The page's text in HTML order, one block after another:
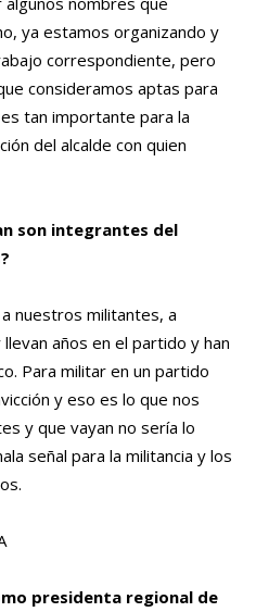
ya estamos organizando y
correspondiente, pero
consideramos aptas para
tan importante para la
del alcalde con quien
son integrantes del
nuestros militantes, a
años en el partido y han
Para militar en un partido
y eso es lo que nos
y que vayan no sería lo
señal para la militancia y los
presidenta regional de